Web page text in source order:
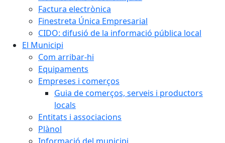
Factura electrònica
Finestreta Única Empresarial
CIDO: difusió de la informació pública local
El Municipi
Com arribar-hi
Equipaments
Empreses i comerços
Guia de comerços, serveis i productors
locals
Entitats i associacions
Plànol